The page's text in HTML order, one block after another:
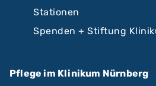
Stationen
Spenden + Stiftung
Pflege im Klinikum Nürnberg